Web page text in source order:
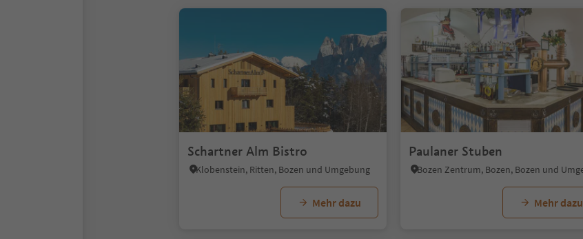
Schartner Alm Bistro
Klobenstein, Ritten, Bozen und Umgebung
Mehr dazu
Paulaner Stuben
Mehr dazu